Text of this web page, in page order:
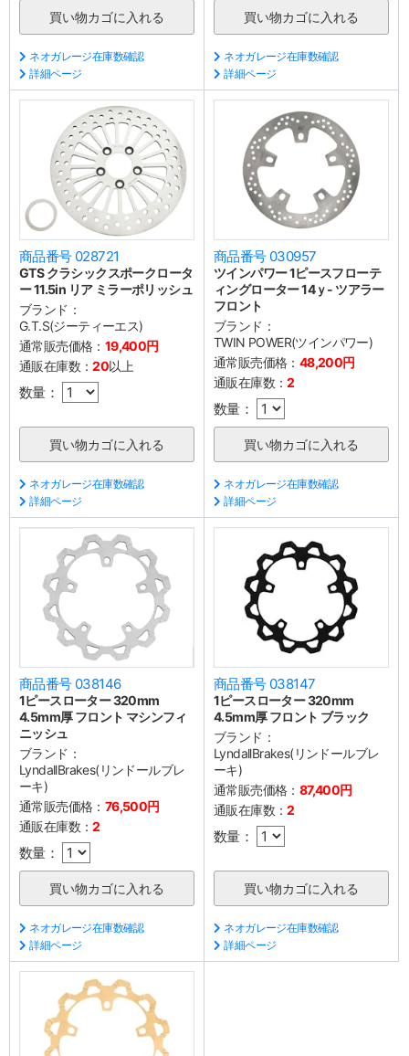
ネオガレージ在庫数確認
詳細ページ
ネオガレージ在庫数確認
詳細ページ
商品番号 028721
GTS クラシックスポークロータ
ー 11.5in リア ミラーポリッシュ
ブランド：
G.T.S(ジーティーエス)
通常販売価格： 19,400円
通販在庫数：20以上
数量：
ネオガレージ在庫数確認
詳細ページ
商品番号 030957
ツインパワー 1ピースフローテ
ィングローター 14ｙ- ツアラー
フロント
ブランド：
TWIN POWER(ツインパワー)
通常販売価格： 48,200円
通販在庫数：2
数量：
ネオガレージ在庫数確認
詳細ページ
商品番号 038146
1ピースローター 320mm
4.5mm厚 フロント マシンフィ
ニッシュ
ブランド：
LyndallBrakes(リンドールブレ
ーキ)
通常販売価格： 76,500円
通販在庫数：2
数量：
ネオガレージ在庫数確認
詳細ページ
商品番号 038147
1ピースローター 320mm
4.5mm厚 フロント ブラック
ブランド：
LyndallBrakes(リンドールブレ
ーキ)
通常販売価格： 87,400円
通販在庫数：2
数量：
ネオガレージ在庫数確認
詳細ページ